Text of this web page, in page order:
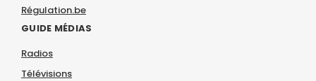
Régulation.be
GUIDE MÉDIAS
Radios
Télévisions